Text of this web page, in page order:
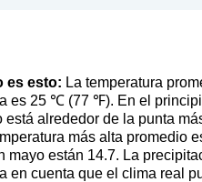
es esto: La temperatura
es 25 ℃ (77 ℉). En el
está alrededor de la punta
más alta promedio
están 14.7. La
en cuenta que el clima real